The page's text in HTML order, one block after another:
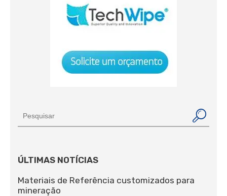
ÚLTIMAS NOTÍCIAS
Materiais de Referência customizados para
mineração